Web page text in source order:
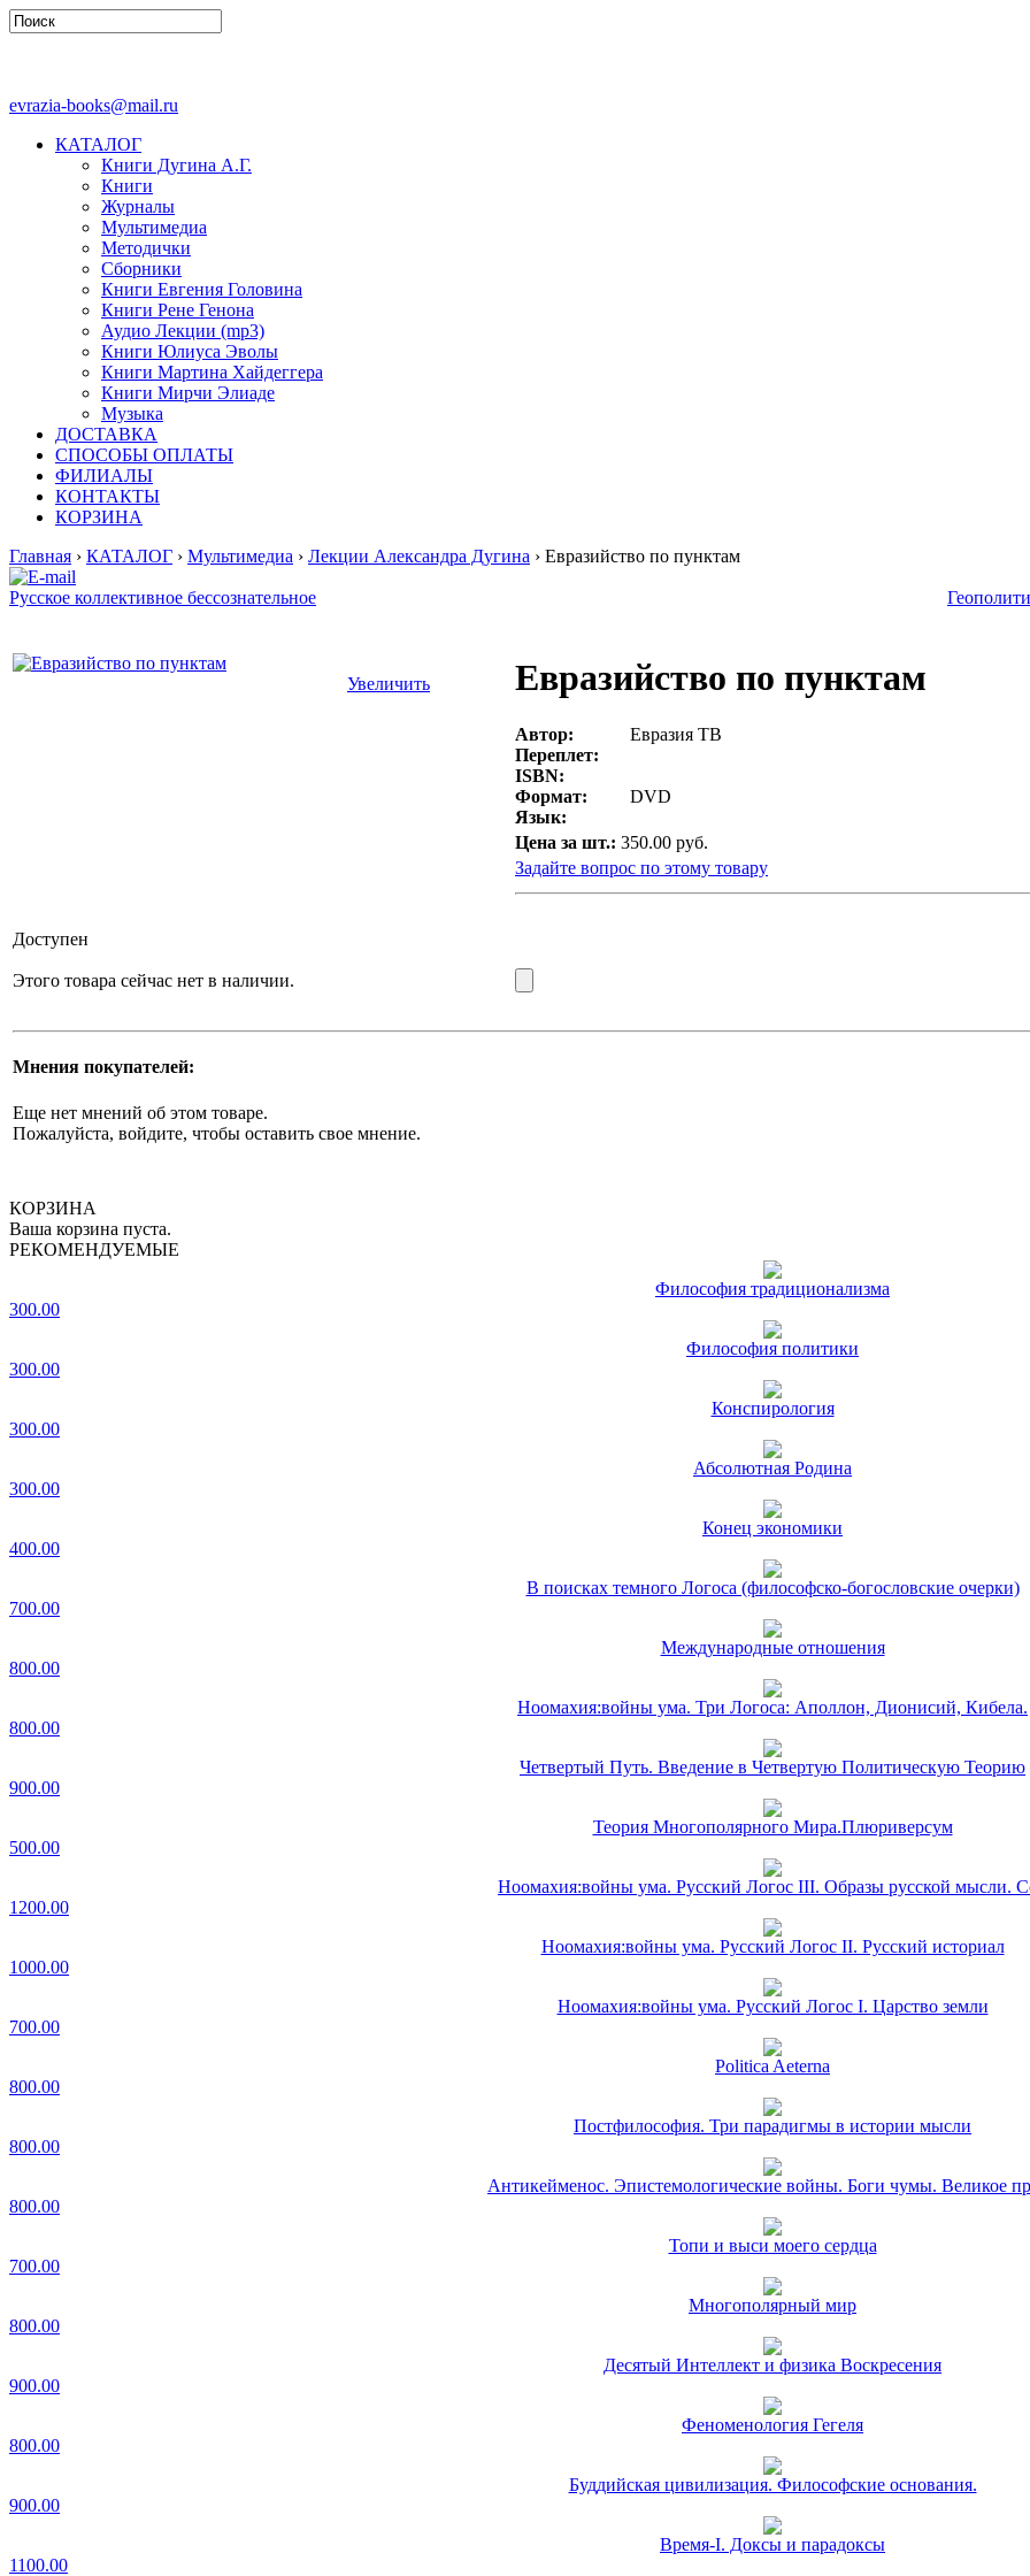
evrazia-books@mail.ru
КАТАЛОГ
Книги Дугина А.Г.
Книги
Журналы
Мультимедиа
Методички
Сборники
Книги Евгения Головина
Книги Рене Генона
Аудио Лекции (mp3)
Книги Юлиуса Эволы
Книги Мартина Хайдеггера
Книги Мирчи Элиаде
Музыка
ДОСТАВКА
СПОСОБЫ ОПЛАТЫ
ФИЛИАЛЫ
КОНТАКТЫ
КОРЗИНА
Главная › КАТАЛОГ › Мультимедиа › Лекции Александра Дугина › Евразийство по пунктам
Русское коллективное бессознательное
Увеличить Евразийство по пунктам
Автор:
Евразия ТВ
Переплет:
ISBN:
Формат:
DVD
Язык:
Цена за шт.: 350.00 руб.
Задайте вопрос по этому товару
Доступен
Этого товара сейчас нет в наличии.
Мнения покупателей:
Еще нет мнений об этом товаре.
Пожалуйста, войдите, чтобы оставить свое мнение.
КОРЗИНА
Ваша корзина пуста.
РЕКОМЕНДУЕМЫЕ
Философия традиционализма
300.00
Философия политики
300.00
Конспирология
300.00
Абсолютная Родина
300.00
Конец экономики
400.00
В поисках темного Логоса (философско-богословские очерки)
700.00
Международные отношения
800.00
Ноомахия:войны ума. Три Логоса: Аполлон, Дионисий, Кибела.
800.00
Четвертый Путь. Введение в Четвертую Политическую Теорию
900.00
Теория Многополярного Мира.Плюриверсум
500.00
Ноомахия:войны ума. Русский Логос III. Образы русской мысли.
1200.00
Ноомахия:войны ума. Русский Логос II. Русский историал
1000.00
Ноомахия:войны ума. Русский Логос I. Царство земли
700.00
Politica Aeterna
800.00
Постфилософия. Три парадигмы в истории мысли
800.00
Антикейменос. Эпистемологические войны. Боги чумы. Великое
800.00
Топи и выси моего сердца
700.00
Многополярный мир
800.00
Десятый Интеллект и физика Воскресения
900.00
Феноменология Гегеля
800.00
Буддийская цивилизация. Философские основания.
900.00
Время-I. Доксы и парадоксы
1100.00